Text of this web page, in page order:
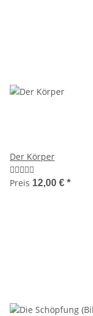
Der Körper
Preis 12,00 € *